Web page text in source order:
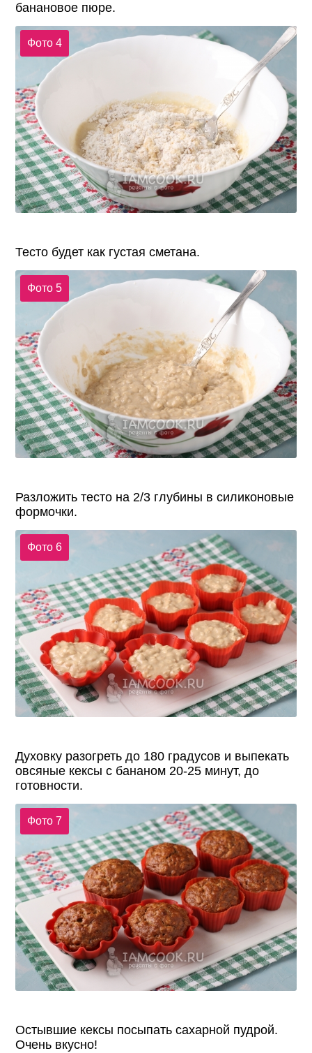
банановое пюре.
Фото 4
Тесто будет как густая сметана.
Фото 5
Разложить тесто на 2/3 глубины в силиконовые
формочки.
Фото 6
Духовку разогреть до 180 градусов и выпекать
овсяные кексы с бананом 20-25 минут, до
готовности.
Фото 7
Остывшие кексы посыпать сахарной пудрой.
Очень вкусно!